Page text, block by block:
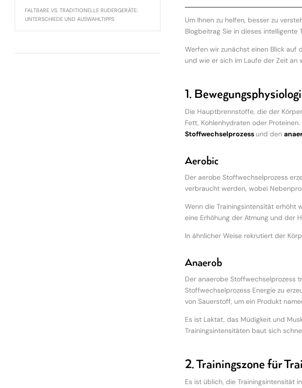
FALTBARE VS. TRADITIONELLE RUDERGERÄTE:
UNTERSCHIEDE UND AUSWAHLTIPPS
Um Ihnen zu helfen, besser zu
Blogbeitrag Sie in dieses intelligente
Werfen wir zunächst einen Blick auf
und wie er sich im Laufe der Zeit
1.
Die Hauptbrennstoffe, die der
Fett, Kohlenhydraten oder
Stoffwechselprozess und den
Aerobic
Der aerobe Stoffwechselprozess
verbraucht werden, wobei
Wenn die Trainingsintensität erhöht
eine Erhöhung der Atmung und der
In ähnlicher Weise rekrutiert der
Anaerob
Der anaerobe Stoffwechselprozess
Stoffwechselprozess Energie zu
von Sauerstoff, um ein Produkt
Es ist Laktat, das Müdigkeit und
Trainingsintensitäten baut sich
2. Trainingszone für
Es ist üblich, die Trainingsintensität